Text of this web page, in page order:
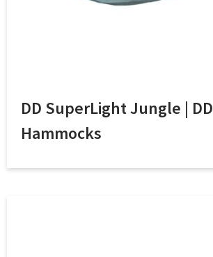
DD SuperLight Jungle | DD
Hammocks